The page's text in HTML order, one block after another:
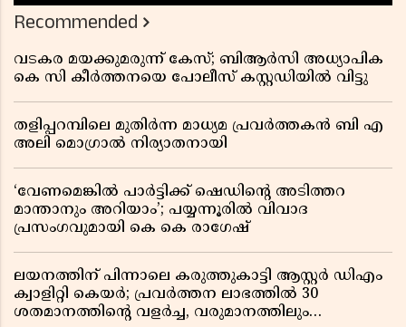
റിപ്പോർട്ട് പുറത്ത്
Recommended
വടകര മയക്കുമരുന്ന് കേസ്; ബിആർസി അധ്യാപിക
കെ സി കീർത്തനയെ പോലീസ് കസ്റ്റഡിയിൽ വിട്ടു
തളിപ്പറമ്പിലെ മുതിർന്ന മാധ്യമ പ്രവർത്തകൻ ബി എ
അലി മൊഗ്രാൽ നിര്യാതനായി
‘വേണമെങ്കിൽ പാർട്ടിക്ക് ഷെഡിൻ്റെ അടിത്തറ
മാന്താനും അറിയാം’; പയ്യന്നൂരിൽ വിവാദ
പ്രസംഗവുമായി കെ കെ രാഗേഷ്
ലയനത്തിന് പിന്നാലെ കരുത്തുകാട്ടി ആസ്റ്റർ ഡിഎം
ക്വാളിറ്റി കെയർ; പ്രവർത്തന ലാഭത്തിൽ 30
ശതമാനത്തിൻ്റെ വളർച്ച, വരുമാനത്തിലും